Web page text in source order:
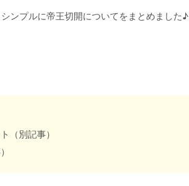
ンプルに帝王切開についてをまとめました♪
（別記事）